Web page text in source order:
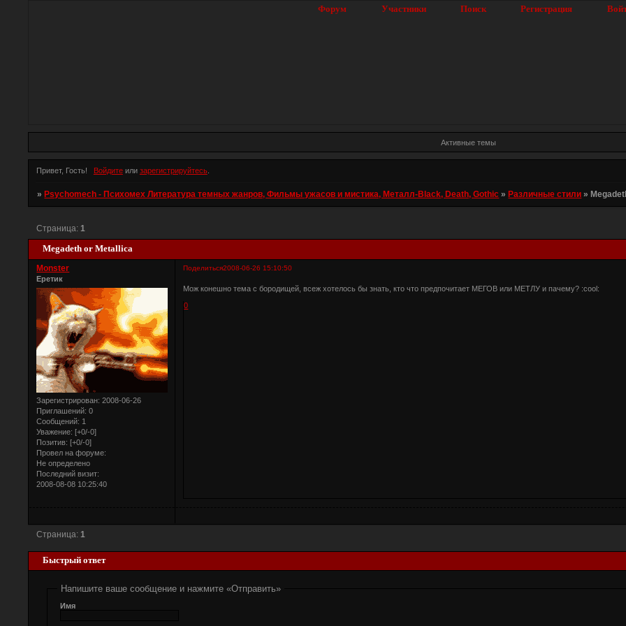
Форум Участники Поиск Регистрация
Активные темы
Привет, Гость! Войдитеили зарегистрируйтесь.
» Psychomech - Психомех Литература темных жанров, Фильмы ужасов и мистика, Металл-Black, Death, Gothic » Различные стили »
Megadeth or Metallica
Страница:1
Поделиться2008-06-26 15:10:50
Monster
Еретик
Зарегистрирован: 2008-06-26
Приглашений: 0
Сообщений: 1
Уважение: [+0/-0]
Позитив: [+0/-0]
Провел на форуме:
Не определено
Последний визит:
2008-08-08 10:25:40
Мож конешно тема с бородищей, всеж хотелось бы знать, кто что предпочитает МЕГОВ или МЕТЛУ и пачему? :cool:
0
Страница: 1
Быстрый ответ
Напишите ваше сообщение и нажмите «Отправить»
Имя